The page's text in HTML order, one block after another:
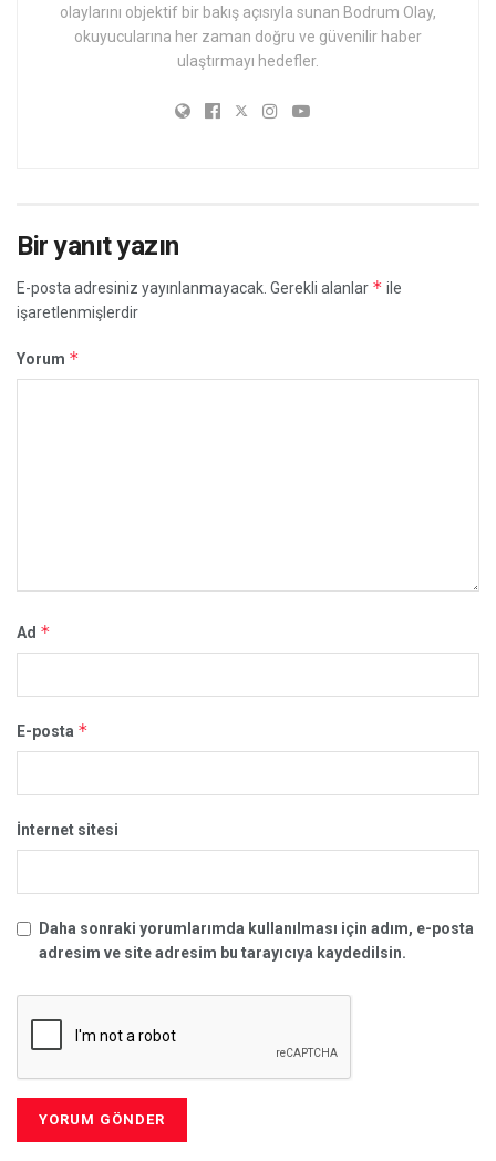
olaylarını objektif bir bakış açısıyla sunan Bodrum Olay,
okuyucularına her zaman doğru ve güvenilir haber
ulaştırmayı hedefler.
Bir yanıt yazın
E-posta adresiniz yayınlanmayacak. Gerekli alanlar * ile
işaretlenmişlerdir
Yorum *
Ad *
E-posta *
İnternet sitesi
Daha sonraki yorumlarımda kullanılması için adım, e-posta
adresim ve site adresim bu tarayıcıya kaydedilsin.